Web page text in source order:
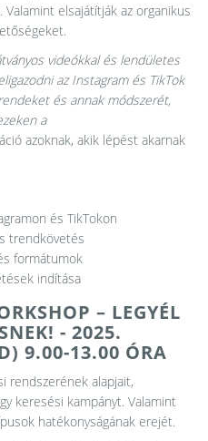
elsajátítják az organikus
videókkal és lendületes
az Instagram és TikTok
és annak módszerét,
a
azoknak, akik lépést akarnak
és TikTokon
trendkövetés
formátumok
indítása
– LEGYÉL
- 2025.
9.00-13.00 ÓRA
rendszerének alapjait,
keresési kampányt. Valamint
hatékonyságának erejét.